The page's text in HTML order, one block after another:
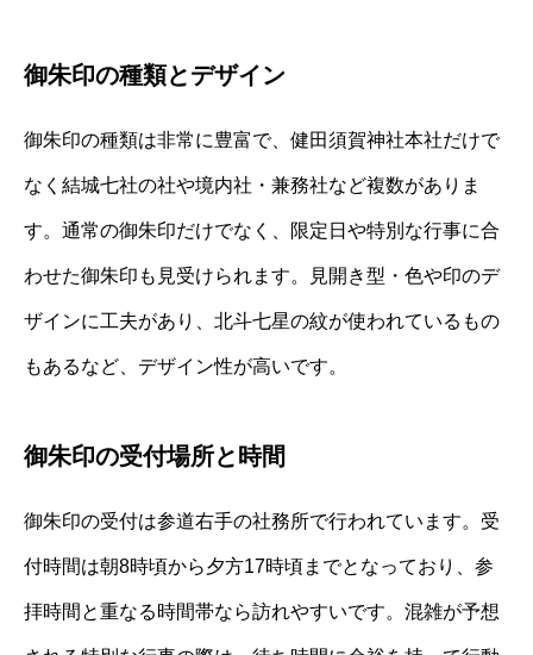
御朱印の種類とデザイン
御朱印の種類は非常に豊富で、健田須賀神社本社だけで
なく結城七社の社や境内社・兼務社など複数がありま
す。通常の御朱印だけでなく、限定日や特別な行事に合
わせた御朱印も見受けられます。見開き型・色や印のデ
ザインに工夫があり、北斗七星の紋が使われているもの
もあるなど、デザイン性が高いです。
御朱印の受付場所と時間
御朱印の受付は参道右手の社務所で行われています。受
付時間は朝8時頃から夕方17時頃までとなっており、参
拝時間と重なる時間帯なら訪れやすいです。混雑が予想